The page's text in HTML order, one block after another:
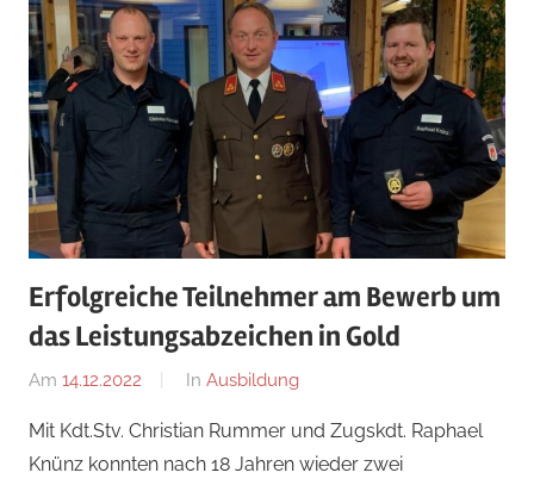
Erfolgreiche Teilnehmer am Bewerb um
das Leistungsabzeichen in Gold
Am 14.12.2022
Von
Steiner
In Ausbildung
Mit Kdt.Stv. Christian Rummer und Zugskdt. Raphael
Knünz konnten nach 18 Jahren wieder zwei